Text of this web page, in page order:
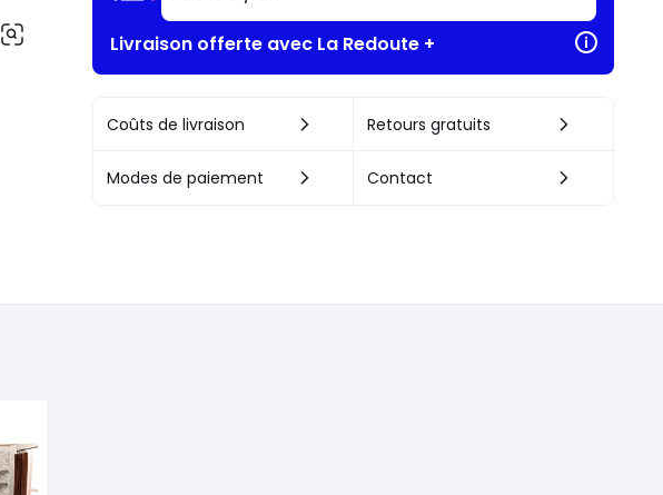
Livraison offerte avec La Redoute +
Coûts de livraison Retours gratuits
Modes de paiement Contact